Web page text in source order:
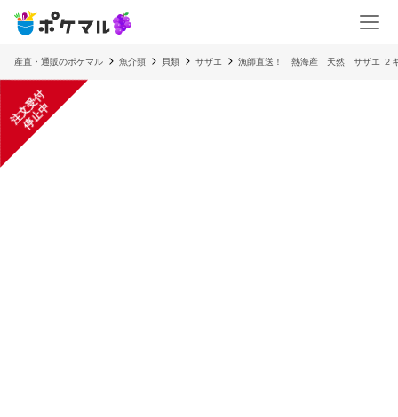
産直・通販のポケマル 魚介類 貝類 サザエ 漁師直送！ 熱海産 天然 サザエ ２
注
文
受
付
停
止
中